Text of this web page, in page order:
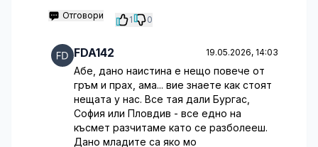
Отговори 1 0
FDA142 19.05.2026, 14:03
Абе, дано наистина е нещо повече от
гръм и прах, ама... вие знаете как стоят
нещата у нас. Все тая дали Бургас,
София или Пловдив - все едно на
късмет разчитаме като се разболееш.
Дано младите са яко мо